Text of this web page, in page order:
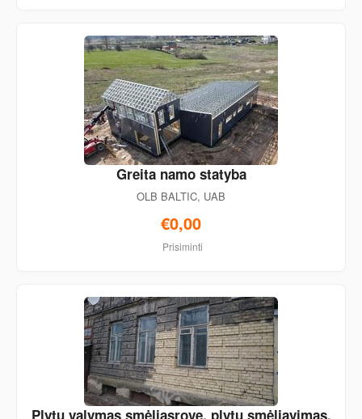
Greita namo statyba
OLB BALTIC, UAB
€0,00
Prisiminti
Plytų valymas smėliasrove, plytų smėliavimas.